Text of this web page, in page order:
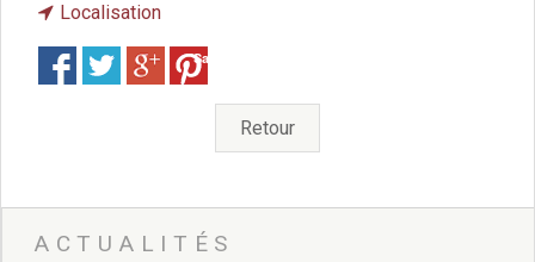
Licences boissons
Inscriptions sur les listes électorales
Cadastre
Plan Local d’Urbanisme intercommunal
Actes d’état civil
Conseils municipaux
Localisation
Save
Retour
ACTUALITÉS